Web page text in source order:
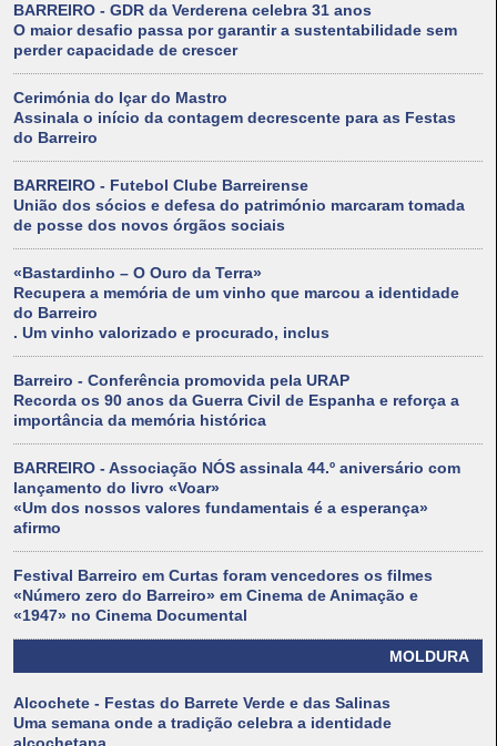
BARREIRO - GDR da Verderena celebra 31 anos
O maior desafio passa por garantir a sustentabilidade sem
perder capacidade de crescer
Cerimónia do Içar do Mastro
Assinala o início da contagem decrescente para as Festas
do Barreiro
BARREIRO - Futebol Clube Barreirense
União dos sócios e defesa do património marcaram tomada
de posse dos novos órgãos sociais
«Bastardinho – O Ouro da Terra»
Recupera a memória de um vinho que marcou a identidade
do Barreiro
. Um vinho valorizado e procurado, inclus
Barreiro - Conferência promovida pela URAP
Recorda os 90 anos da Guerra Civil de Espanha e reforça a
importância da memória histórica
BARREIRO - Associação NÓS assinala 44.º aniversário com
lançamento do livro «Voar»
«Um dos nossos valores fundamentais é a esperança»
afirmo
Festival Barreiro em Curtas foram vencedores os filmes
«Número zero do Barreiro» em Cinema de Animação e
«1947» no Cinema Documental
MOLDURA
Alcochete - Festas do Barrete Verde e das Salinas
Uma semana onde a tradição celebra a identidade